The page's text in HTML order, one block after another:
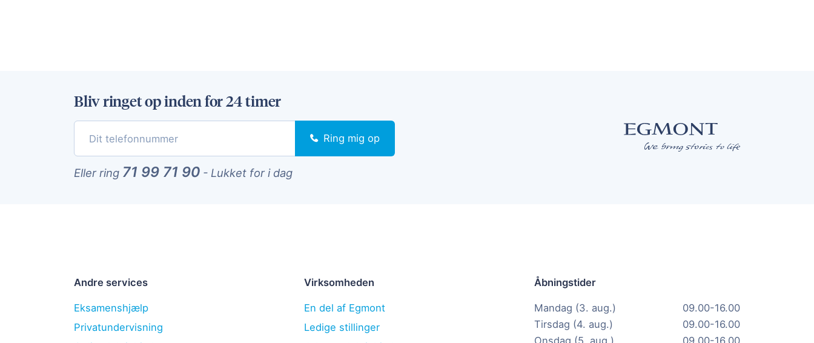
Bliv ringet op inden for 24 timer
Ring mig op
Eller ring 71 99 71 90 - Lukket for i dag
Andre services
Eksamenshjælp
Privatundervisning
Virksomheden
En del af Egmont
Ledige stillinger
Åbningstider
Mandag (3. aug.)
09.00-16.00
Tirsdag (4. aug.)
09.00-16.00
Onsdag (5. aug.)
09.00-16.00